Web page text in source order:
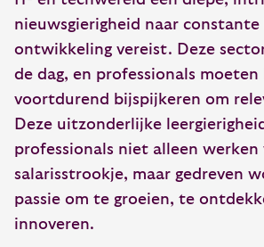
nieuwsgierigheid naar constante
ontwikkeling vereist. Deze
de dag, en professionals moeten
voortdurend bijspijkeren om
Deze uitzonderlijke
professionals niet alleen werken
salarisstrookje, maar gedreven
passie om te groeien, te
innoveren.